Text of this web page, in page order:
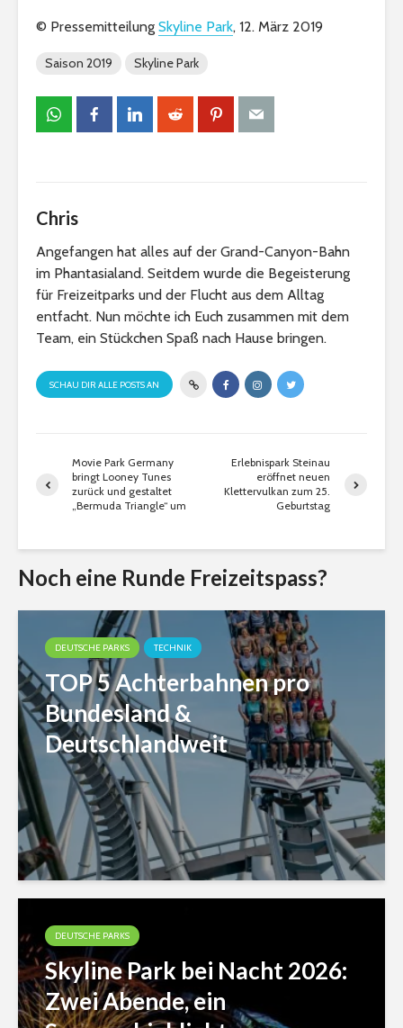
© Pressemitteilung Skyline Park, 12. März 2019
Saison 2019 Skyline Park
Chris
Angefangen hat alles auf der Grand-Canyon-Bahn
im Phantasialand. Seitdem wurde die Begeisterung
für Freizeitparks und der Flucht aus dem Alltag
entfacht. Nun möchte ich Euch zusammen mit dem
Team, ein Stückchen Spaß nach Hause bringen.
SCHAU DIR ALLE POSTS AN
Movie Park Germany
bringt Looney Tunes
zurück und gestaltet
„Bermuda Triangle“ um
Erlebnispark Steinau
eröffnet neuen
Klettervulkan zum 25.
Geburtstag
Noch eine Runde Freizeitspass?
DEUTSCHE PARKS TECHNIK
TOP 5 Achterbahnen pro
Bundesland &
Deutschlandweit
DEUTSCHE PARKS
Skyline Park bei Nacht 2026:
Zwei Abende, ein